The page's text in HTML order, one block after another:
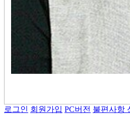
로그인 회원가입 PC버전 불편사항